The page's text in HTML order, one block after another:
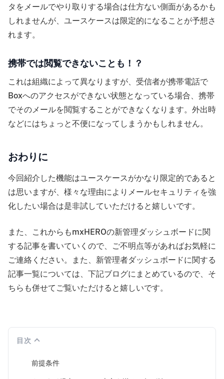
タをメールでやり取りする場合は仕方ない側面があるかも
しれませんが、ユースケースは限定的になることが予想さ
れます。
携帯では閲覧できないことも！？
これは組織によって異なりますが、受信者が携帯電話で
Boxへのアクセスができない状態となっている場合、携帯
でそのメールを閲覧することができなくなります。外出時
などにはちょっと不便になってしまうかもしれません。
おわりに
今回紹介した機能はユースケースがかなり限定的であると
は思いますが、様々な理由によりメールセキュリティを強
化したい場合は是非試していただけると嬉しいです。
また、これからもmxHEROの新管理ダッシュボードに関
する記事を書いていくので、ご不明点等があればお気軽に
ご連絡ください。また、新管理者ダッシュボードに関する
記事一覧については、下記ブログにまとめているので、そ
ちらも併せてご覧いただけると嬉しいです。
目次
前提条件